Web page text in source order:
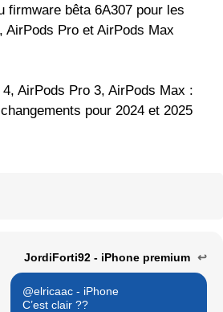
firmware bêta 6A307 pour les
AirPods Pro et AirPods Max
AirPods Pro 3, AirPods Max :
pour 2024 et 2025
JordiForti92 - iPhone premium ↩
@elricaac - iPhone
C’est clair ??